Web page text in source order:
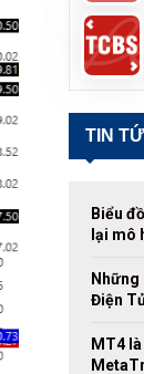
TIN
Biểu
lại mô
Những
Điện
MT4